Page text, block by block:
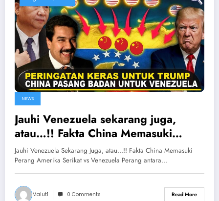
NEWS
Jauhi Venezuela sekarang juga,
atau…!! Fakta China Memasuki
Perang Amerika Serikat vs
Venezuela
Jauhi Venezuela Sekarang Juga, atau...!! Fakta China Memasuki
Perang Amerika Serikat vs Venezuela Perang antara…
Malut1 0 Comments Read More